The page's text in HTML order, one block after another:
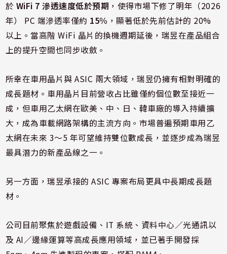
於 WiFi 7 滲透速度低於預期 ，使得市場下修了明年（2026
年） PC 端滲透率僅約 15% ，顯著低於先前估計的 20%
以上。當高階 WiFi 晶片的換機週期延後，瑞昱在產品組合
上的提升空間也同步收斂。
所幸在車用晶片與 ASIC 兩大領域，瑞昱仍擁有相對明確的
成長題材。車用晶片目前營收占比雖僅約個位數至接近一
成，但車用乙太網在歐美、中、日、韓車廠的導入持續擴
大，成為車載網路架構的主流方向。市場普遍預期車用乙
太網在未來 3～5 年可望維持雙位數成長，並逐步成為瑞昱
最具潛力的新產品線之一。
另一方面，瑞昱承接的 ASIC 專案布局更具中長期成長題
材。
公司目前聚焦於遊戲設備、IT 系統、資料中心／光通訊以
及 AI／邊緣運算等高成長應用領域，並已著手開發採